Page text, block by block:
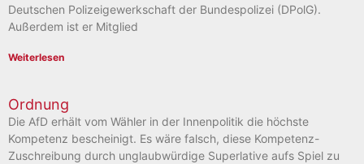
Deutschen Polizeigewerkschaft der Bundespolizei (DPolG).
Außerdem ist er Mitglied
Weiterlesen
Ordnung
Die AfD erhält vom Wähler in der Innenpolitik die höchste
Kompetenz bescheinigt. Es wäre falsch, diese Kompetenz-
Zuschreibung durch unglaubwürdige Superlative aufs Spiel zu